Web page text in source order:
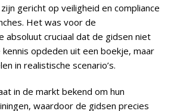
gericht op veiligheid en compliance
Het was voor de
cruciaal dat de gidsen niet
opdeden uit een boekje, maar
in realistische scenario’s.
in de markt bekend om hun
waardoor de gidsen precies